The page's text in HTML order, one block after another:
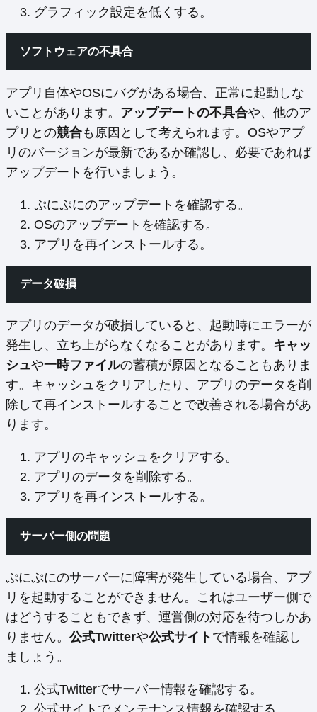
グラフィック設定を低くする。
ソフトウェアの不具合
アプリ自体やOSにバグがある場合、正常に起動しな
いことがあります。 アップデートの不具合や、他のア
プリとの競合も原因として考えられます。OSやアプ
リのバージョンが最新であるか確認し、必要であれば
アップデートを行いましょう。
ぷにぷにのアップデートを確認する。
OSのアップデートを確認する。
アプリを再インストールする。
データ破損
アプリのデータが破損していると、起動時にエラーが
発生し、立ち上がらなくなることがあります。 キャッ
シュや一時ファイルの蓄積が原因となることもありま
す。キャッシュをクリアしたり、アプリのデータを削
除して再インストールすることで改善される場合があ
ります。
アプリのキャッシュをクリアする。
アプリのデータを削除する。
アプリを再インストールする。
サーバー側の問題
ぷにぷにのサーバーに障害が発生している場合、アプ
リを起動することができません。これはユーザー側で
はどうすることもできず、運営側の対応を待つしかあ
りません。 公式Twitterや公式サイト で情報を確認し
ましょう。
公式Twitterでサーバー情報を確認する。
公式サイトでメンテナンス情報を確認する。